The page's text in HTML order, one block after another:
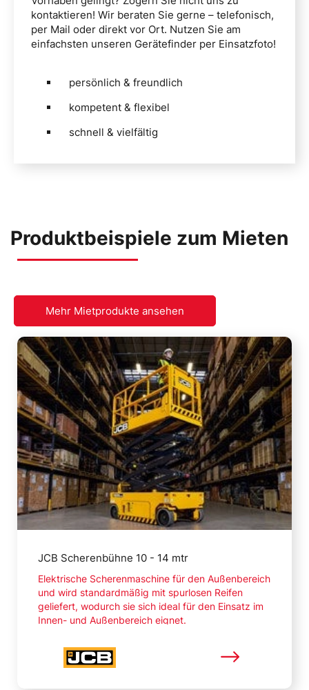
kontaktieren! Wir beraten Sie gerne – telefonisch,
per Mail oder direkt vor Ort. Nutzen Sie am
einfachsten unseren Gerätefinder per Einsatzfoto!
persönlich & freundlich
kompetent & flexibel
schnell & vielfältig
Produktbeispiele zum Mieten
Mehr Mietprodukte ansehen
JCB Scherenbühne 10 - 14 mtr
Elektrische Scherenmaschine für den Außenbereich
und wird standardmäßig mit spurlosen Reifen
geliefert, wodurch sie sich ideal für den Einsatz im
Innen- und Außenbereich eignet.
Mehr lesen